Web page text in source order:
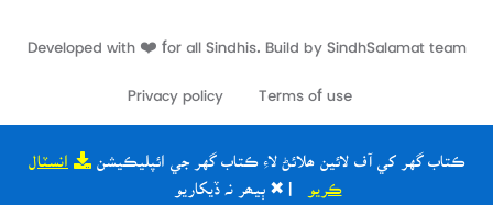
ڪتاب گهر کي آف لائين ھلائڻ لاءِ ڪتاب گهر جي ائپليڪيشن انسٽال
| ✖ ٻيھر نہ ڏيکاريو
Developed with ❤️ for all Sindhis. Build by
Terms of use